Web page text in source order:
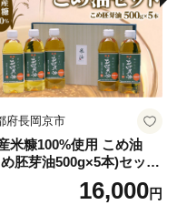
魅力あふれる特産品を
金は西桂町のふるさと
いただきます。
府長岡京市
米糠100%使用 こめ油
胚芽油500g×5本)セット
16,000円